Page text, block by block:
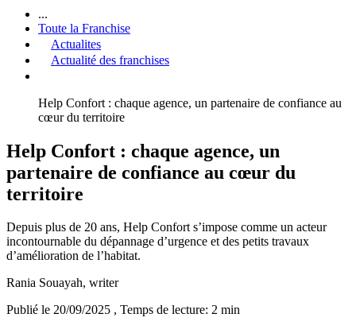
...
Toute la Franchise
Actualites
Actualité des franchises
Help Confort : chaque agence, un partenaire de confiance au
cœur du territoire
Help Confort : chaque agence, un
partenaire de confiance au cœur du
territoire
Depuis plus de 20 ans, Help Confort s’impose comme un acteur
incontournable du dépannage d’urgence et des petits travaux
d’amélioration de l’habitat.
Rania Souayah, writer
Publié le 20/09/2025 , Temps de lecture: 2 min